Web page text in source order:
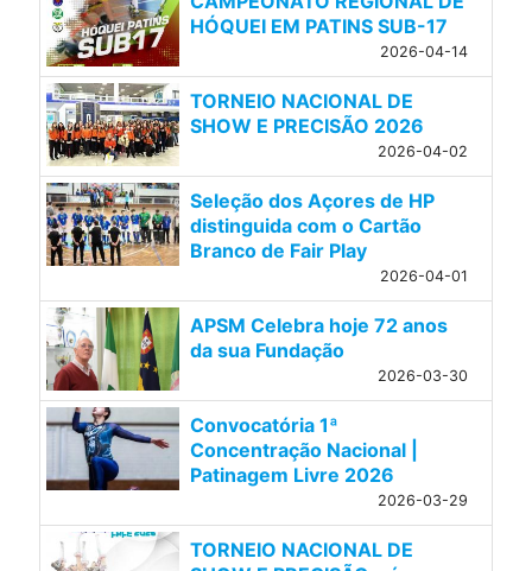
HÓQUEI EM PATINS SUB-17
2026-04-14
TORNEIO NACIONAL DE
SHOW E PRECISÃO 2026
2026-04-02
Seleção dos Açores de HP
distinguida com o Cartão
Branco de Fair Play
2026-04-01
APSM Celebra hoje 72 anos
da sua Fundação
2026-03-30
Convocatória 1ª
Concentração Nacional |
Patinagem Livre 2026
2026-03-29
TORNEIO NACIONAL DE